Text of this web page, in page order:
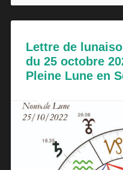
Lettre de
du 25 octobre
Pleine Lune en